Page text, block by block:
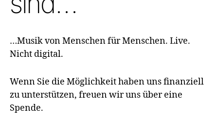
…Musik von Menschen für Menschen. Live.
Nicht digital.
Wenn Sie die Möglichkeit haben uns finanziell
zu unterstützen, freuen wir uns über eine
Spende.